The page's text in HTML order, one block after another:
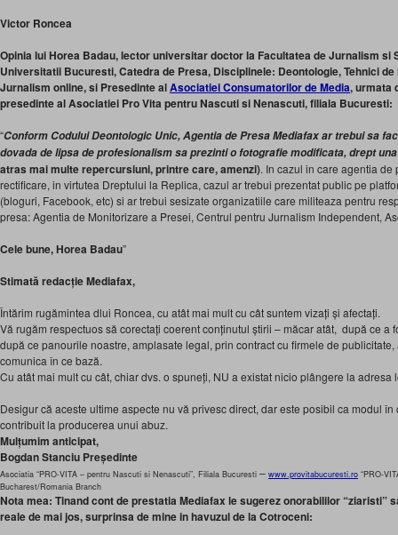
Victor Roncea
Opinia lui Horea Badau, lector universitar doctor la Facultatea de Jurnalism si
Universitatii Bucuresti, Catedra de Presa, Disciplinele: Deontologie, Tehnici
Jurnalism online, si Presedinte alAsociatiei Consumatorilor de Media, urmata
presedinte al Asociatiei Pro Vita pentru Nascuti si Nenascuti, filiala Bucuresti:
“Conform Codului Deontologic Unic, Agentia de Presa Mediafax ar trebui sa
dovada de lipsa de profesionalism sa prezinti o fotografie modificata, drept
atras mai multe repercursiuni, printre care, amenzi). In cazul in care agentia
rectificare, in virtutea Dreptului la Replica, cazul ar trebui prezentat public pe
(bloguri, Facebook, etc) si ar trebui sesizate organizatiile care militeaza pentru
presa: Agentia de Monitorizare a Presei, Centrul pentru Jurnalism Independent,
Cele bune, Horea Badau”
Stimată redacție Mediafax,
Întărim rugămintea dlui Roncea, cu atât mai mult cu cât suntem vizați și afectați.
Vă rugăm respectuos să corectați coerent conținutul știrii – măcar atât, după ce a
după ce panourile noastre, amplasate legal, prin contract cu firmele de
comunica în ce bază.
Cu atât mai mult cu cât, chiar dvs. o spuneți, NU a existat nicio plângere la adresa
Desigur că aceste ultime aspecte nu vă privesc direct, dar este posibil ca modul
contribuit la producerea unui abuz.
Mulțumim anticipat,
Bogdan Stanciu Președinte
Asociatia “PRO-VITA – pentru Nascuti si Nenascuti”, Filiala Bucuresti – www.provitabucuresti.ro “PRO-
Bucharest/Romania Branch
Nota mea: Tinand cont de prestatia Mediafax le sugerez onorabililor “ziaristi”
reale de mai jos, surprinsa de mine in havuzul de la Cotroceni: